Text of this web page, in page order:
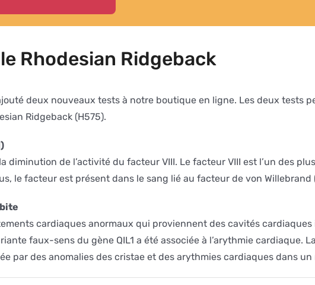
Rhodesian Ridgeback
deux nouveaux tests à notre boutique en ligne. Les deux tests
Ridgeback (H575).
diminution de l’activité du facteur VIII. Le facteur VIII est l’un des
le facteur est présent dans le sang lié au facteur de von
cardiaques anormaux qui proviennent des cavités
faux-sens du gène QIL1 a été associée à l’arythmie cardiaque.
par des anomalies des cristae et des arythmies cardiaques dans un